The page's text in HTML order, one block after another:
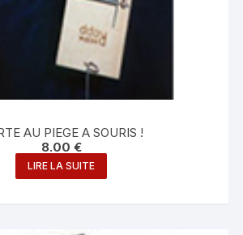
AU PIEGE A SOURIS !
8.00 €
LIRE LA SUITE